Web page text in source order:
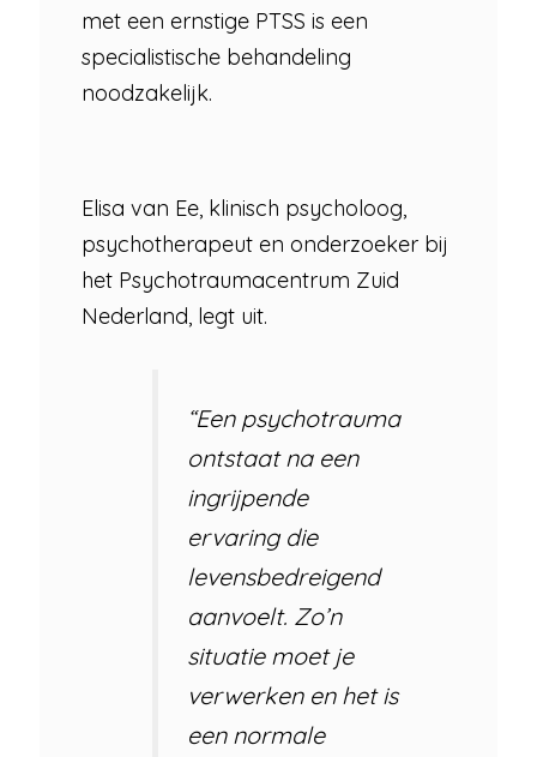
met een ernstige PTSS is een
specialistische behandeling
noodzakelijk.
Elisa van Ee, klinisch psycholoog,
psychotherapeut en onderzoeker bij
het Psychotraumacentrum Zuid
Nederland, legt uit.
“Een psychotrauma
ontstaat na een
ingrijpende
ervaring die
levensbedreigend
aanvoelt. Zo’n
situatie moet je
verwerken en het is
een normale